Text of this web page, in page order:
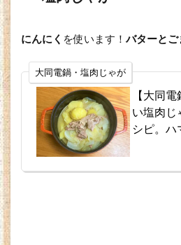
にんにく を使います！バターとご
大同電鍋・塩肉じゃが
【大同
い塩肉じ
シピ。ハ